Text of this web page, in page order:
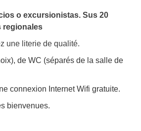
o excursionistas. Sus 20
regionales
une literie de qualité.
de WC (séparés de la salle de
connexion Internet Wifi gratuite.
bienvenues.